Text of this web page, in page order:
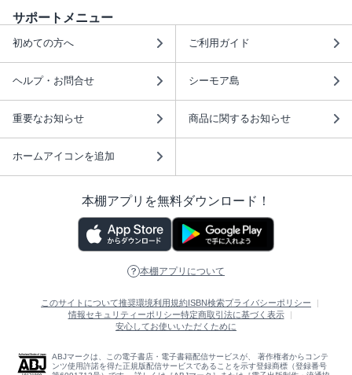
サポートメニュー
初めての方へ ご利用ガイド
ヘルプ・お問合せ シーモア島
重要なお知らせ 商品に関するお知らせ
ホームアイコンを追加
本棚アプリを無料ダウンロード！
本棚アプリについて
このサイトについて推奨環境利用規約ISBN検索プライバシーポリシー
情報セキュリティーポリシー特定商取引法に基づく表示
安心してお使いいただくために
ABJマークは、この電子書店・電子書籍配信サービスが、 著作権者からコンテ
ンツ使用許諾を得た正規版配信サービスであることを示す登録商標（登録番号